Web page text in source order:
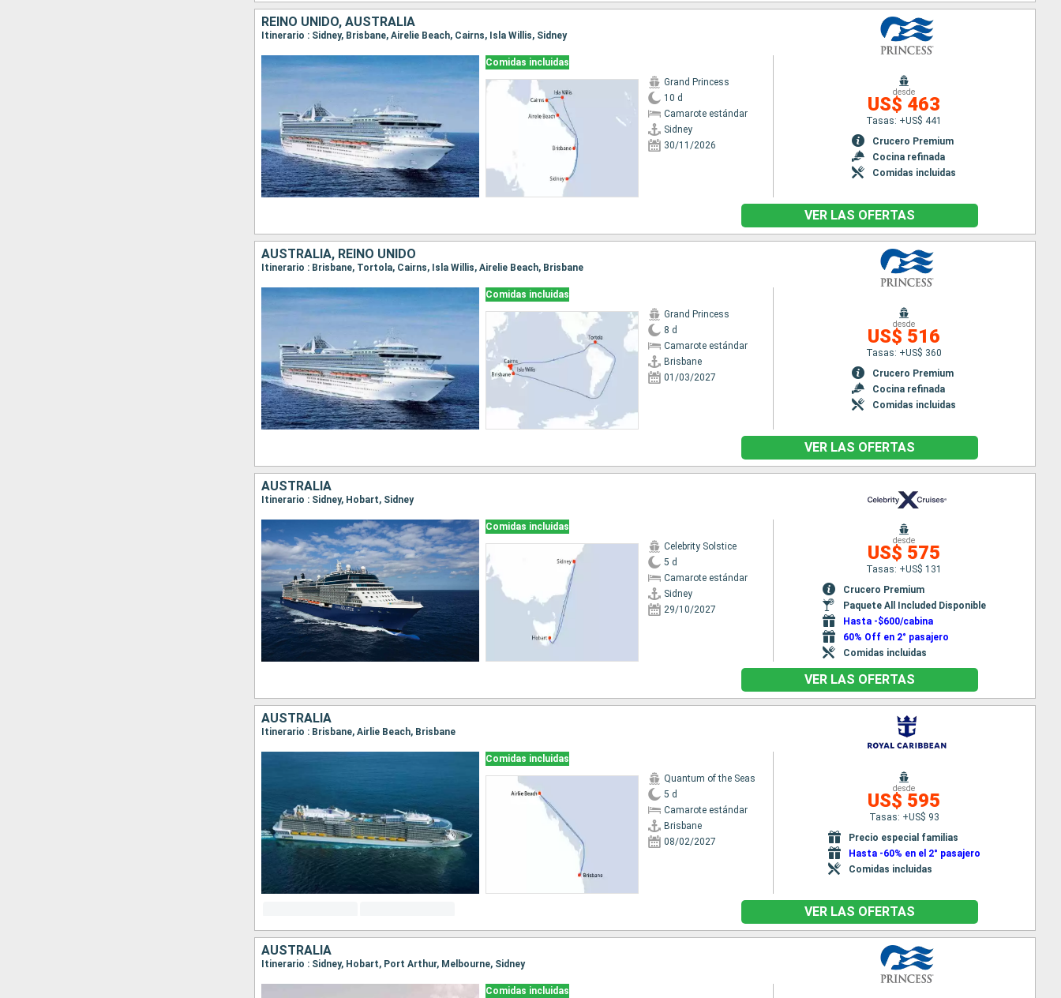
REINO UNIDO, AUSTRALIA
Itinerario : Sidney, Brisbane, Airelie Beach, Cairns, Isla Willis, Sidney
Comidas incluidas
Grand Princess
10 d
Camarote estándar
Sidney
30/11/2026
desde
US$ 463
Tasas: +US$ 441
Crucero Premium
Cocina refinada
Comidas incluidas
VER LAS OFERTAS
AUSTRALIA, REINO UNIDO
Itinerario : Brisbane, Tortola, Cairns, Isla Willis, Airelie Beach, Brisbane
Comidas incluidas
Grand Princess
8 d
Camarote estándar
Brisbane
01/03/2027
desde
US$ 516
Tasas: +US$ 360
Crucero Premium
Cocina refinada
Comidas incluidas
VER LAS OFERTAS
AUSTRALIA
Itinerario : Sidney, Hobart, Sidney
Comidas incluidas
Celebrity Solstice
5 d
Camarote estándar
Sidney
29/10/2027
desde
US$ 575
Tasas: +US$ 131
Crucero Premium
Paquete All Included Disponible
Hasta -$600/cabina
60% Off en 2° pasajero
Comidas incluidas
VER LAS OFERTAS
AUSTRALIA
Itinerario : Brisbane, Airlie Beach, Brisbane
Comidas incluidas
Quantum of the Seas
5 d
Camarote estándar
Brisbane
08/02/2027
desde
US$ 595
Tasas: +US$ 93
Precio especial familias
Hasta -60% en el 2° pasajero
Comidas incluidas
VER LAS OFERTAS
AUSTRALIA
Itinerario : Sidney, Hobart, Port Arthur, Melbourne, Sidney
Comidas incluidas